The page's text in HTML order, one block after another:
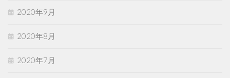
2020年9月
2020年8月
2020年7月